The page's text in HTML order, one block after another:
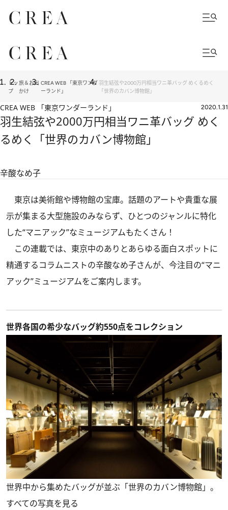
トッ
プ
旅＆お出
かけ
CREA WEB 「東京ワンダ
ーランド」
羽生結弦や2000万円相当ワニ革バッグ めくるめく
「世界のカバン博物館」
CREA WEB 「東京ワンダーランド」 2020.1.31
羽生結弦や2000万円相当ワニ革バッグ めく
るめく「世界のカバン博物館」
辛酸なめ子
東京は美術館や博物館の宝庫。話題のアートや貴重な展
示が集まる大型施設のみならず、ひとつのジャンルに特化
した“マニアック”なミュージアムもたくさん！
この連載では、東京中のありとあらゆる面白スポットに
精通するコラムニストの辛酸なめ子さんが、今注目の“マニ
アック”ミュージアムをご案内します。
世界各国の希少なバッグ約550点をコレクション
世界中から集めたバッグが並ぶ「世界のカバン博物館」。
すべての写真を見る